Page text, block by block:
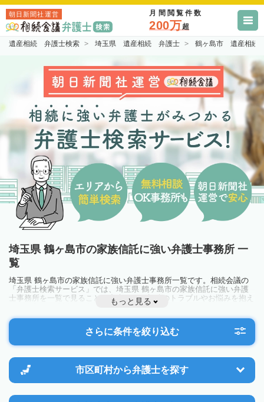
朝日新聞社運営 月間閲覧件数
200万超
遺産相続 弁護士検索 埼玉県 遺産相続 弁護士 鶴ヶ島市 遺産相続
埼玉県 鶴ヶ島市の家族信託に強い弁護士事務所 一
覧
埼玉県 鶴ヶ島市の家族信託に強い弁護士事務所一覧です。相続会議の
「弁護士検索サービス」では、埼玉県 鶴ヶ島市の家族信託に強い弁護
士事務所を一覧で見ることが出来ます。相続のトラブルやお悩みを抱え
ている方は一度近隣の弁護士に相談してみましょう。
もっと見る
さらに条件を絞り込む
市区町村から弁護士を探す